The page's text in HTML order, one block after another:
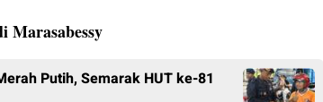
Marasabessy
Putih, Semarak HUT ke-81